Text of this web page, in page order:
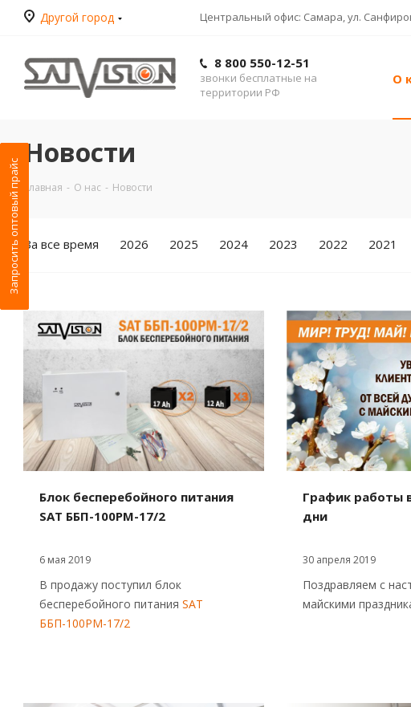
Другой город Центральный офис: Самара, ул.
8 800 550-12-51
звонки бесплатные на
территории РФ
О
Новости
Главная - О нас - Новости
За все время 2026 2025 2024 2023 2022 2021
Блок бесперебойного питания
SAT ББП-100РМ-17/2
6 мая 2019
В продажу поступил блок
бесперебойного питания SAT
ББП-100РМ-17/2
График работы
дни
30 апреля 2019
Поздравляем с
майскими
Запросить оптовый прайс